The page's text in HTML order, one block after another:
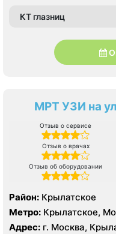
КТ глазниц
МРТ УЗИ на
Отзыв о сервисе
Отзыв о врачах
Отзыв об оборудовании
Район: Крылатское
Метро: Крылатское,
Ополчение
Адрес: г. Москва,